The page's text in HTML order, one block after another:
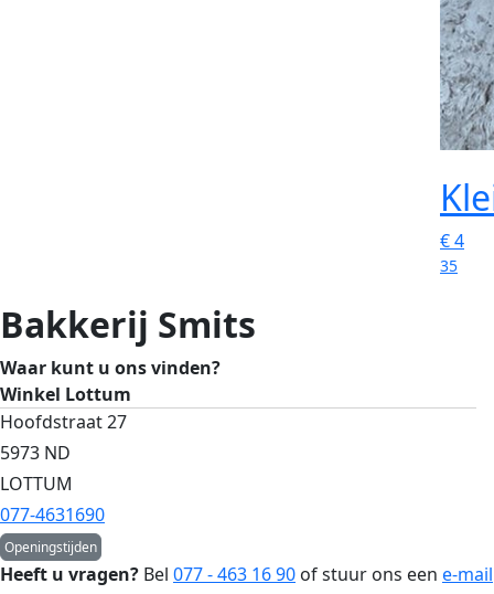
€4
35
Bakkerij Smits
Waar kunt u ons vinden?
Winkel Lottum
Hoofdstraat 27
5973 ND
LOTTUM
077-4631690
Openingstijden
Heeft u vragen? Bel 077 - 463 16 90 of stuur ons een e-mail